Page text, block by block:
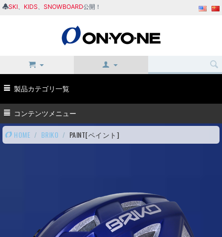
SKI KIDS SNOWBOARD公開！
製品カテゴリ一覧
コンテンツメニュー
HOME / BRIKO / PAINT[ペイント]